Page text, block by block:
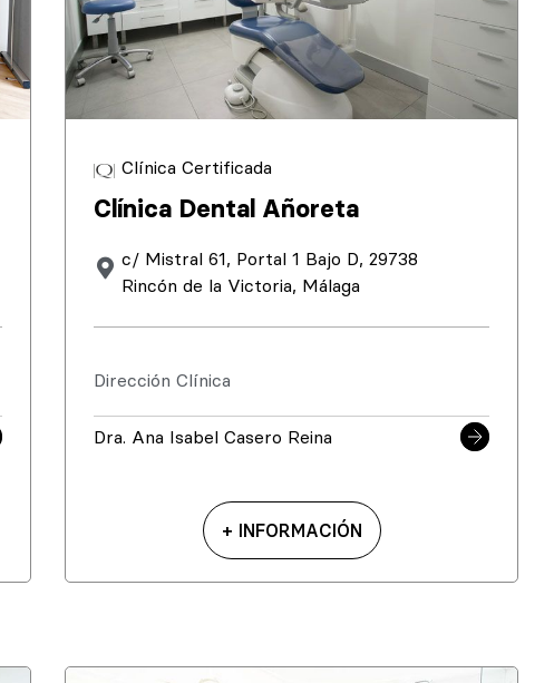
Clínica Certificada
Clínica Dental Añoreta
c/ Mistral 61, Portal 1 Bajo D, 29738
Rincón de la Victoria, Málaga
Dirección Clínica
Dra. Ana Isabel Casero Reina
+ INFORMACIÓN